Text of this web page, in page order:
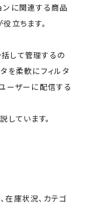
ンに関連する商品
立ちます。
して管理するの
を柔軟にフィルタ
ーザーに配信する
しています。
在庫状況、カテゴ